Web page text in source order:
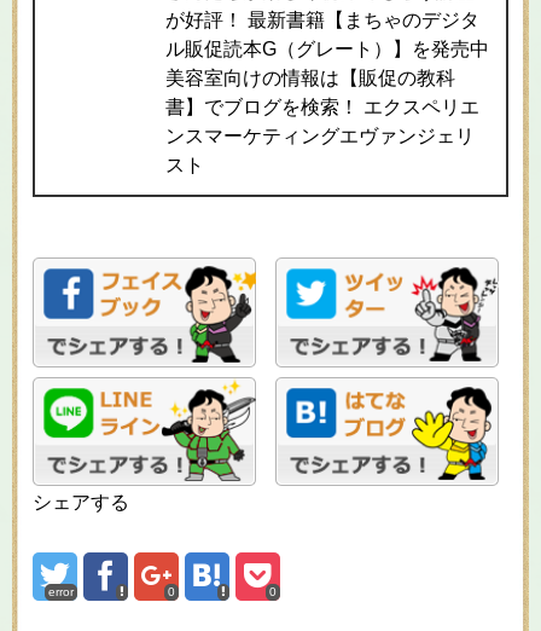
が好評！ 最新書籍【まちゃのデジタ
ル販促読本G（グレート）】を発売中
美容室向けの情報は【販促の教科
書】でブログを検索！ エクスペリエ
ンスマーケティングエヴァンジェリ
スト
シェアする
error 0 0